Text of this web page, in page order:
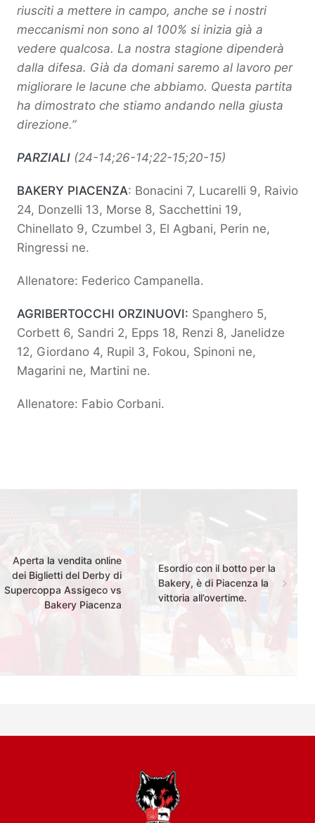
riusciti a mettere in campo, anche se i nostri
meccanismi non sono al 100% si inizia già a
vedere qualcosa. La nostra stagione dipenderà
dalla difesa. Già da domani saremo al lavoro per
migliorare le lacune che abbiamo. Questa partita
ha dimostrato che stiamo andando nella giusta
direzione.”
PARZIALI (24-14;26-14;22-15;20-15)
BAKERY PIACENZA: Bonacini 7, Lucarelli 9, Raivio
24, Donzelli 13, Morse 8, Sacchettini 19,
Chinellato 9, Czumbel 3, El Agbani, Perin ne,
Ringressi ne.
Allenatore: Federico Campanella.
AGRIBERTOCCHI ORZINUOVI: Spanghero 5,
Corbett 6, Sandri 2, Epps 18, Renzi 8, Janelidze
12, Giordano 4, Rupil 3, Fokou, Spinoni ne,
Magarini ne, Martini ne.
Allenatore: Fabio Corbani.
Aperta la vendita online
dei Biglietti del Derby di
Supercoppa Assigeco vs
Bakery Piacenza
Esordio con il botto per la
Bakery, è di Piacenza la
vittoria all’overtime.